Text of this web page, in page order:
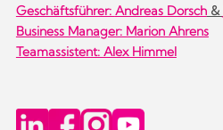
Geschäftsführer: Andreas Dorsch&
Business Manager: Marion Ahrens
Teamassistent: Alex Himmel